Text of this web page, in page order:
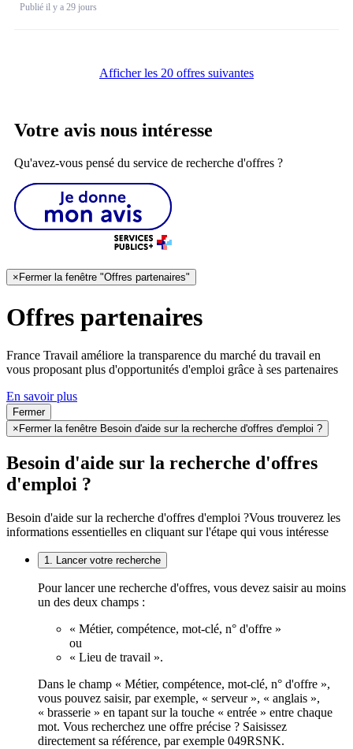
Publié il y a 29 jours
Afficher les 20 offres suivantes
Votre avis nous intéresse
Qu'avez-vous pensé du service de recherche d'offres ?
× Fermer la fenêtre "Offres partenaires"
Offres partenaires
France Travail améliore la transparence du marché du travail en
vous proposant plus d'opportunités d'emploi grâce à ses partenaires
En savoir plus
Fermer
× Fermer la fenêtre Besoin d'aide sur la recherche d'offres d'emploi ?
Besoin d'aide sur la recherche d'offres
d'emploi ?
Besoin d'aide sur la recherche d'offres d'emploi ?Vous trouverez les
informations essentielles en cliquant sur l'étape qui vous intéresse
1. Lancer votre recherche
Pour lancer une recherche d'offres, vous devez saisir au moins
un des deux champs :
« Métier, compétence, mot-clé, n° d'offre »
ou
« Lieu de travail ».
Dans le champ « Métier, compétence, mot-clé, n° d'offre »,
vous pouvez saisir, par exemple, « serveur », « anglais »,
« brasserie » en tapant sur la touche « entrée » entre chaque
mot. Vous recherchez une offre précise ? Saisissez
directement sa référence, par exemple 049RSNK.